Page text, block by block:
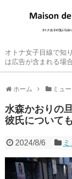
オトナ女子目線で知
は広告が含まれる場
ホーム ミュ
水森かおりの
彼氏について
2024/8/6